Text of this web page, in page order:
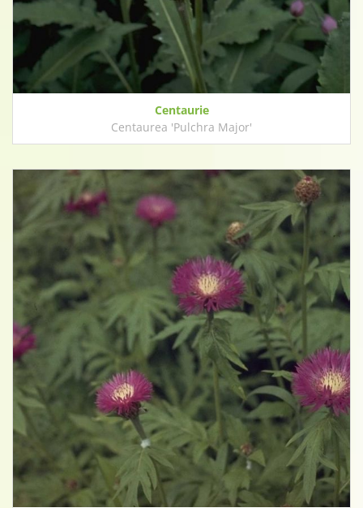
Centaurie
Centaurea 'Pulchra Major'